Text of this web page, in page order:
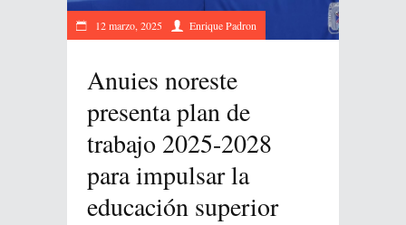
12 marzo, 2025 Enrique Padron
Anuies noreste
presenta plan de
trabajo 2025-2028
para impulsar la
educación superior